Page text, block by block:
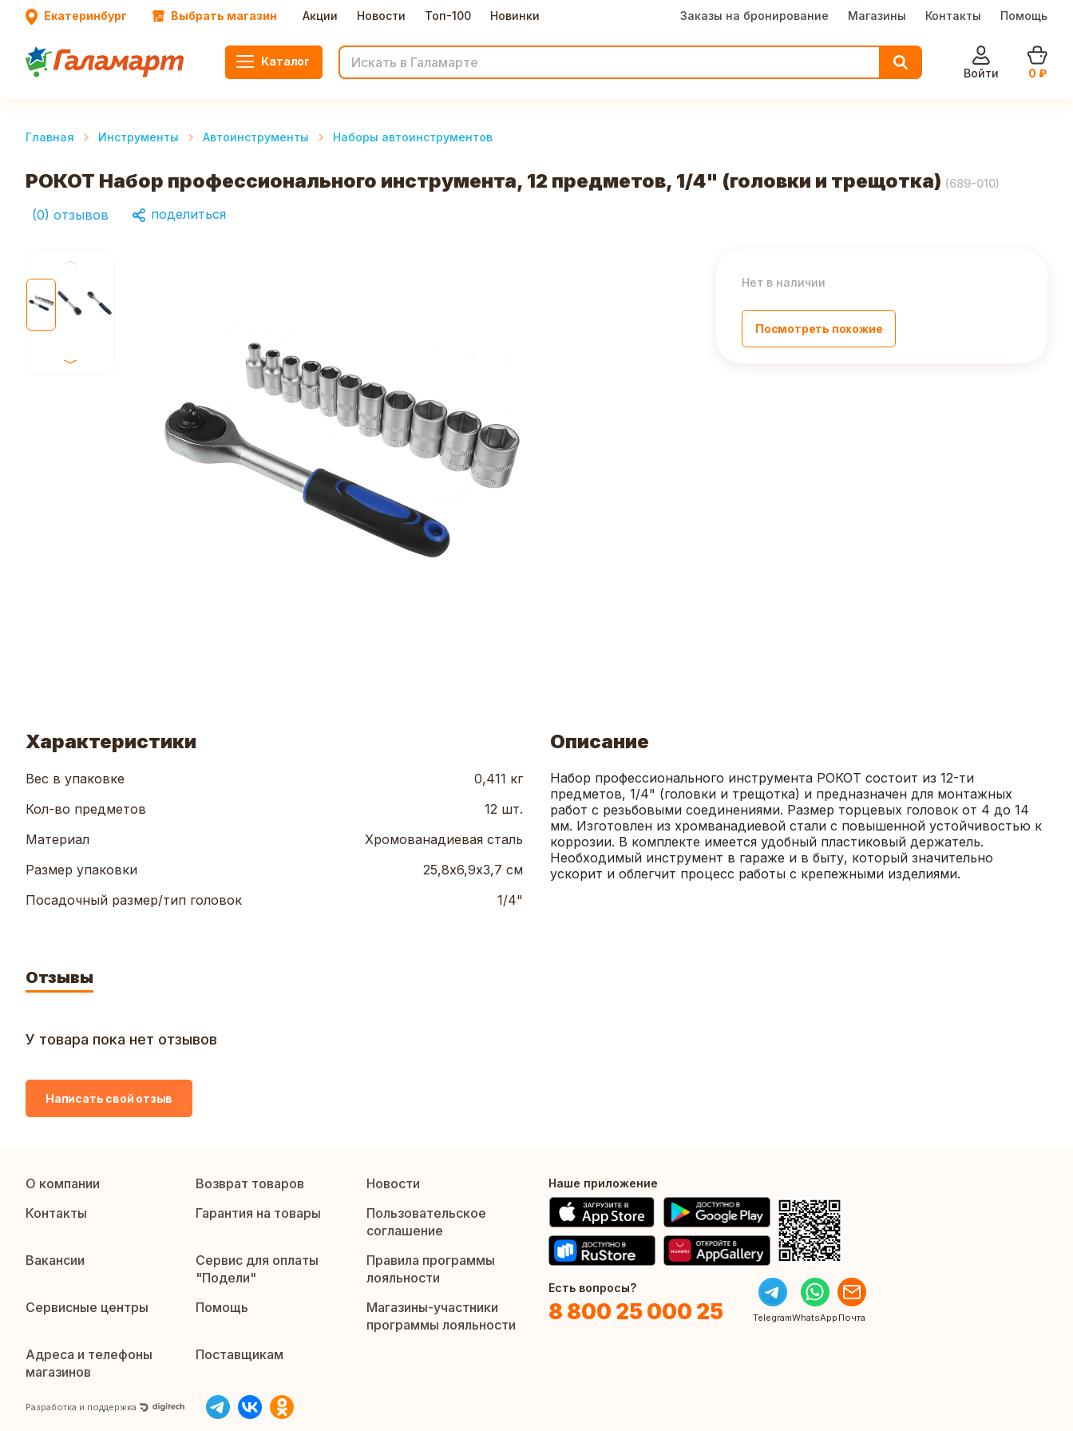
Екатеринбург Выбрать магазин Акции Новости Топ-100 Новинки Заказы на бронирование Магазины Контакты Помощь
Каталог
Войти
0 ₽
Главная Инструменты Автоинструменты Наборы автоинструментов
РОКОТ Набор профессионального инструмента, 12 предметов, 1/4" (головки и трещотка) (689-010)
(0) отзывов поделиться
Нет в наличии
Посмотреть похожие
Характеристики
Вес в упаковке
0,411 кг
Кол-во предметов
12 шт.
Материал
Хромованадиевая сталь
Размер упаковки
25,8х6,9х3,7 см
Посадочный размер/тип головок
1/4"
Описание
Набор профессионального инструмента РОКОТ состоит из 12-ти
предметов, 1/4" (головки и трещотка) и предназначен для монтажных
работ с резьбовыми соединениями. Размер торцевых головок от 4 до 14
мм. Изготовлен из хромванадиевой стали с повышенной устойчивостью к
коррозии. В комплекте имеется удобный пластиковый держатель.
Необходимый инструмент в гараже и в быту, который значительно
ускорит и облегчит процесс работы с крепежными изделиями.
Отзывы
У товара пока нет отзывов
Написать свой отзыв
О компании Возврат товаров
Новости
Контакты
Гарантия на товары
Пользовательское
соглашение
Вакансии
Сервис для оплаты
"Подели"
Правила программы
лояльности
Сервисные центры
Помощь
Магазины-участники
программы лояльности
Адреса и телефоны
магазинов
Поставщикам
Разработка и поддержка
Наше приложение
Есть вопросы?
8 800 25 000 25 TelegramWhatsApp Почта